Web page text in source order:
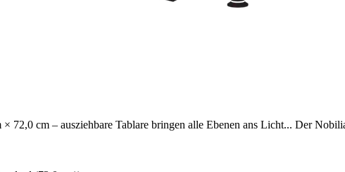
72,0 cm – ausziehbare Tablare bringen alle Ebenen ans Licht... Der